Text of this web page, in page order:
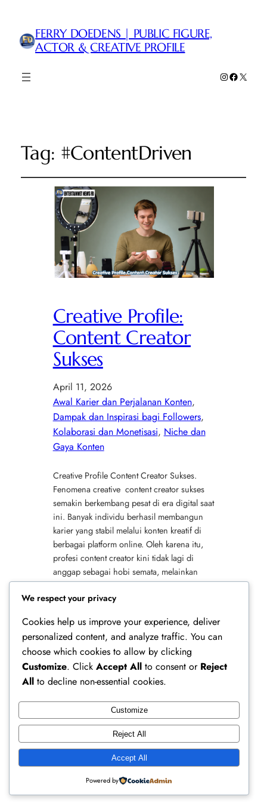
FERRY DOEDENS | PUBLIC FIGURE,
ACTOR & CREATIVE PROFILE
Instagram
Facebook
X
Tag: #ContentDriven
Creative Profile:
Content Creator
Sukses
April 11, 2026
Awal Karier dan Perjalanan Konten
Dampak dan Inspirasi bagi Followers
Kolaborasi dan Monetisasi, Niche dan
Gaya Konten
Creative Profile Content Creator Sukses.
Fenomena creative content creator sukses
semakin berkembang pesat di era digital saat
ini. Banyak individu berhasil membangun
karier yang stabil melalui konten kreatif di
berbagai platform online. Oleh karena itu,
profesi content creator kini tidak lagi di
anggap sebagai hobi semata, melainkan
sebagai pilihan karier yang menjanjikan.
Selain itu, sosok…
Ferry Doedens | Public Figure, Actor & Creative
Profile
Instagram
Facebook
X
We respect your privacy
Cookies help us improve your experience, deliver
personalized content, and analyze traffic. You can
choose which cookies to allow by clicking
Customize. Click Accept All to consent or Reject
All to decline non-essential cookies.
Customize
Reject All
Accept All
Powered by